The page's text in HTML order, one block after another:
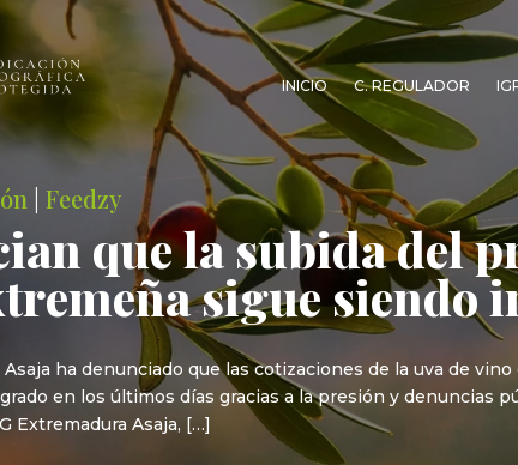
INICIO C. REGULADOR
|Feedzy
que la subida del
sigue siendo
Asaja ha denunciado que las cotizaciones de la uva de
en los últimos días gracias a la presión y denuncias
Extremadura Asaja, […]